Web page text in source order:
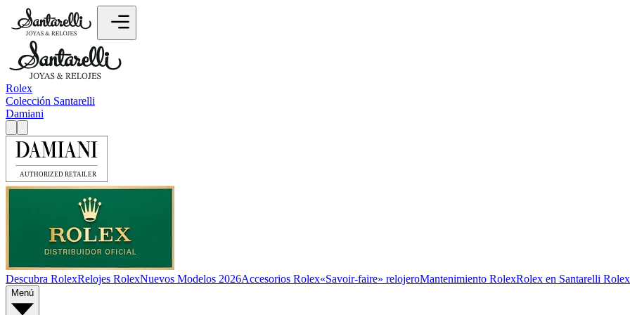
Rolex
Colección Santarelli
Damiani
Descubra RolexRelojes RolexNuevos Modelos 2026Accesorios Rolex«Savoir-faire» relojeroMantenimiento RolexRolex en Santarelli
Menú